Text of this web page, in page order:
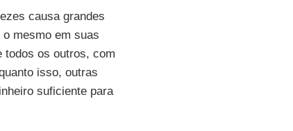
causa grandes
mesmo em suas
todos os outros, com
isso, outras
suficiente para